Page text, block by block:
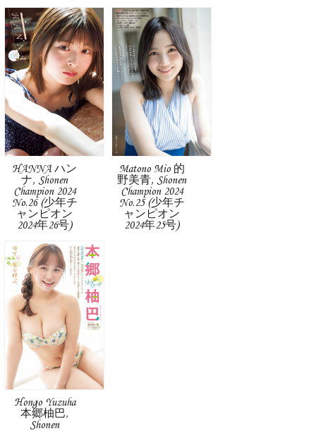
HANNA ハン
ナ, Shonen
Champion 2024
No.26 (少年チ
ャンピオン
2024年26号)
Matono Mio 的
野美青, Shonen
Champion 2024
No.25 (少年チ
ャンピオン
2024年25号)
Hongo Yuzuha
本郷柚巴,
Shonen